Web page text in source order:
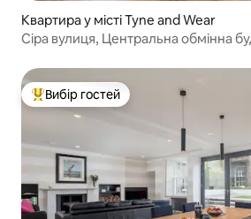
Квартира у місті Tyne and Wear
Сіра вулиця, Центральна обмінна
Топ вибір гостей
Вибір гостей